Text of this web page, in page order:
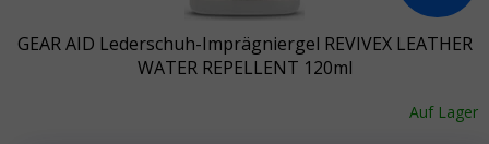
GEAR AID Lederschuh-Imprägniergel REVIVEX LEATHER
WATER REPELLENT 120ml
Auf Lager